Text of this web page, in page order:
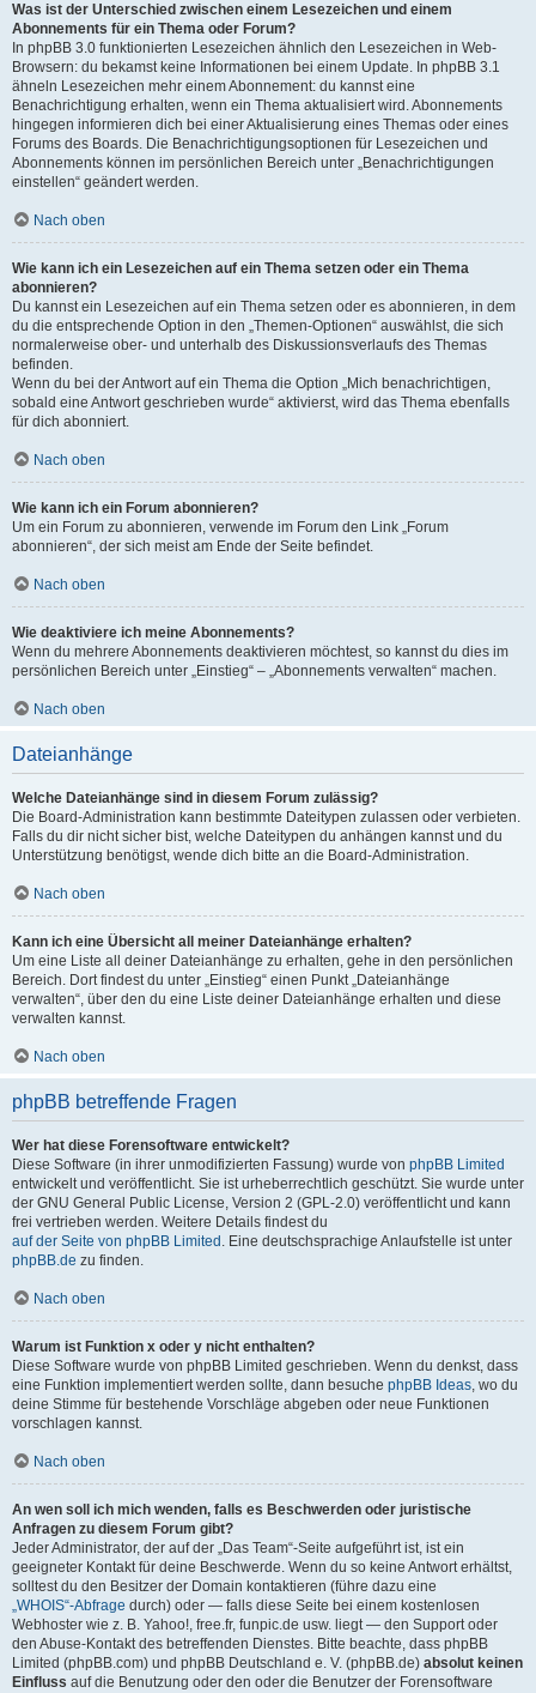
Was ist der Unterschied zwischen einem Lesezeichen und einem
Abonnements für ein Thema oder Forum?
In phpBB 3.0 funktionierten Lesezeichen ähnlich den Lesezeichen in Web-
Browsern: du bekamst keine Informationen bei einem Update. In phpBB 3.1
ähneln Lesezeichen mehr einem Abonnement: du kannst eine
Benachrichtigung erhalten, wenn ein Thema aktualisiert wird. Abonnements
hingegen informieren dich bei einer Aktualisierung eines Themas oder eines
Forums des Boards. Die Benachrichtigungsoptionen für Lesezeichen und
Abonnements können im persönlichen Bereich unter „Benachrichtigungen
einstellen“ geändert werden.
Nach oben
Wie kann ich ein Lesezeichen auf ein Thema setzen oder ein Thema
abonnieren?
Du kannst ein Lesezeichen auf ein Thema setzen oder es abonnieren, in dem
du die entsprechende Option in den „Themen-Optionen“ auswählst, die sich
normalerweise ober- und unterhalb des Diskussionsverlaufs des Themas
befinden.
Wenn du bei der Antwort auf ein Thema die Option „Mich benachrichtigen,
sobald eine Antwort geschrieben wurde“ aktivierst, wird das Thema ebenfalls
für dich abonniert.
Nach oben
Wie kann ich ein Forum abonnieren?
Um ein Forum zu abonnieren, verwende im Forum den Link „Forum
abonnieren“, der sich meist am Ende der Seite befindet.
Nach oben
Wie deaktiviere ich meine Abonnements?
Wenn du mehrere Abonnements deaktivieren möchtest, so kannst du dies im
persönlichen Bereich unter „Einstieg“ – „Abonnements verwalten“ machen.
Nach oben
Dateianhänge
Welche Dateianhänge sind in diesem Forum zulässig?
Die Board-Administration kann bestimmte Dateitypen zulassen oder verbieten.
Falls du dir nicht sicher bist, welche Dateitypen du anhängen kannst und du
Unterstützung benötigst, wende dich bitte an die Board-Administration.
Nach oben
Kann ich eine Übersicht all meiner Dateianhänge erhalten?
Um eine Liste all deiner Dateianhänge zu erhalten, gehe in den persönlichen
Bereich. Dort findest du unter „Einstieg“ einen Punkt „Dateianhänge
verwalten“, über den du eine Liste deiner Dateianhänge erhalten und diese
verwalten kannst.
Nach oben
phpBB betreffende Fragen
Wer hat diese Forensoftware entwickelt?
Diese Software (in ihrer unmodifizierten Fassung) wurde von phpBB Limited
entwickelt und veröffentlicht. Sie ist urheberrechtlich geschützt. Sie wurde unter
der GNU General Public License, Version 2 (GPL-2.0) veröffentlicht und kann
frei vertrieben werden. Weitere Details findest du
auf der Seite von phpBB Limited . Eine deutschsprachige Anlaufstelle ist unter
phpBB.de zu finden.
Nach oben
Warum ist Funktion x oder y nicht enthalten?
Diese Software wurde von phpBB Limited geschrieben. Wenn du denkst, dass
eine Funktion implementiert werden sollte, dann besuche phpBB Ideas, wo du
deine Stimme für bestehende Vorschläge abgeben oder neue Funktionen
vorschlagen kannst.
Nach oben
An wen soll ich mich wenden, falls es Beschwerden oder juristische
Anfragen zu diesem Forum gibt?
Jeder Administrator, der auf der „Das Team“-Seite aufgeführt ist, ist ein
geeigneter Kontakt für deine Beschwerde. Wenn du so keine Antwort erhältst,
solltest du den Besitzer der Domain kontaktieren (führe dazu eine
„WHOIS“-Abfrage durch) oder — falls diese Seite bei einem kostenlosen
Webhoster wie z. B. Yahoo!, free.fr, funpic.de usw. liegt — den Support oder
den Abuse-Kontakt des betreffenden Dienstes. Bitte beachte, dass phpBB
Limited (phpBB.com) und phpBB Deutschland e. V. (phpBB.de) absolut keinen
Einfluss auf die Benutzung oder den oder die Benutzer der Forensoftware